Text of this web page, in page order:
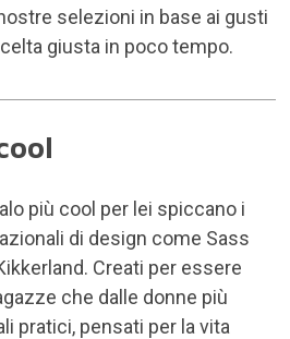
selezioni in base ai gusti
giusta in poco tempo.
più cool per lei spiccano i
di design come Sass
Creati per essere
che dalle donne più
pratici, pensati per la vita